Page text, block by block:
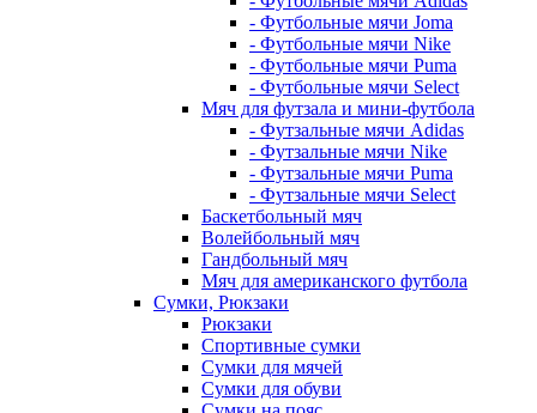
- Футбольные мячи Joma
- Футбольные мячи Nike
- Футбольные мячи Puma
- Футбольные мячи Select
Мяч для футзала и мини-футбола
- Футзальные мячи Adidas
- Футзальные мячи Nike
- Футзальные мячи Puma
- Футзальные мячи Select
Баскетбольный мяч
Волейбольный мяч
Гандбольный мяч
Мяч для американского футбола
Сумки, Рюкзаки
Рюкзаки
Спортивные сумки
Сумки для мячей
Сумки для обуви